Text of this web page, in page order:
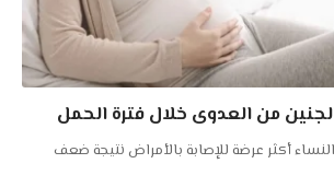
أكثر عرضة للإصابة بالأمراض نتيجة ضعف